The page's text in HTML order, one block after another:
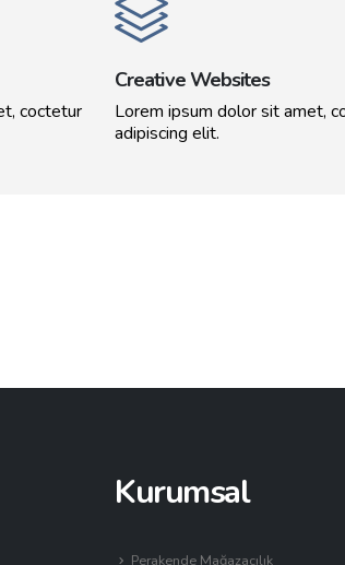
coctetur
Creative Websites
Lorem ipsum dolor sit amet,
adipiscing elit.
Kurumsal
Perakende Mağazacılık